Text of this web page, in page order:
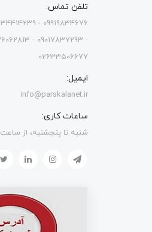
تلفن تماس:
02633506677
ایمیل:
info@parskalanet.ir
ساعات کاری:
شنبه تا پنجشنبه، از ساعت 9 صبح تا 9 شب